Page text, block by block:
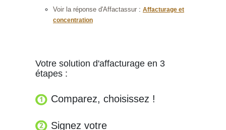
Voir la réponse d'Affactassur : Affacturage et
concentration
Votre solution d'affacturage en 3
étapes :
Comparez, choisissez !
Signez votre